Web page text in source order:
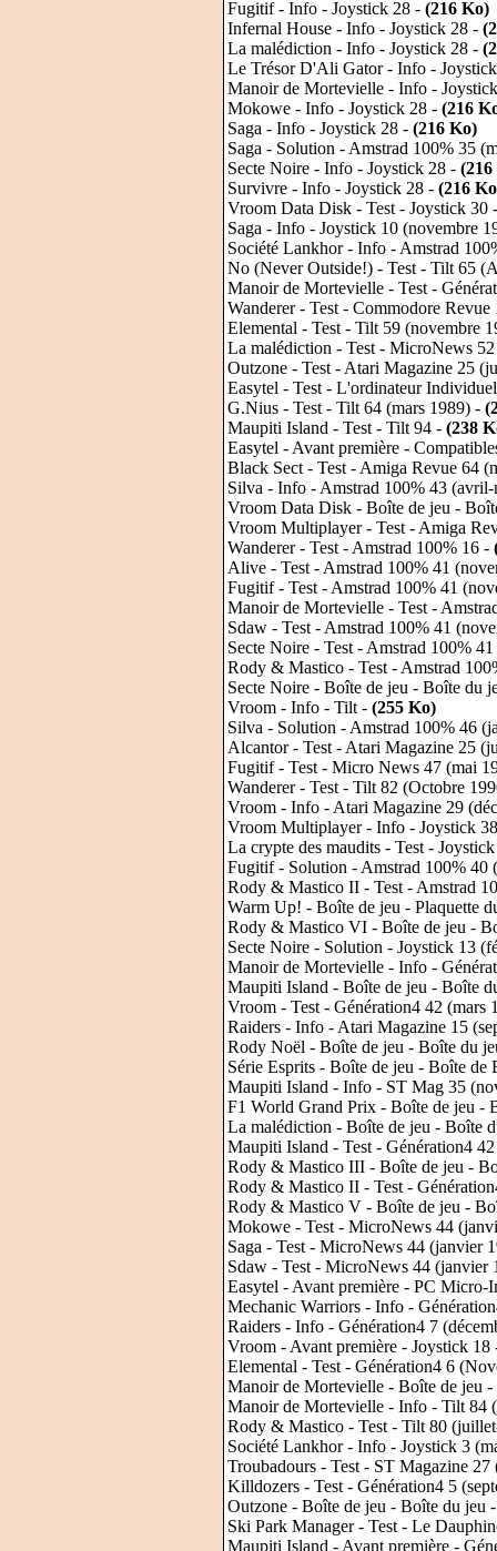
Fugitif - Info - Joystick 28 - (216 Ko)
Infernal House - Info - Joystick 28 -
La malédiction - Info - Joystick 28 -
Le Trésor D'Ali Gator - Info -
Manoir de Mortevielle - Info -
Mokowe - Info - Joystick 28 - (216
Saga - Info - Joystick 28 - (216 Ko)
Saga - Solution - Amstrad 100% 35
Secte Noire - Info - Joystick 28 -
Survivre - Info - Joystick 28 - (216
Vroom Data Disk - Test - Joystick 30
Saga - Info - Joystick 10 (novembre
Société Lankhor - Info - Amstrad
No (Never Outside!) - Test - Tilt 65
Manoir de Mortevielle - Test -
Wanderer - Test - Commodore
Elemental - Test - Tilt 59 (novembre
La malédiction - Test - MicroNews
Outzone - Test - Atari Magazine 25
Easytel - Test - L'ordinateur
G.Nius - Test - Tilt 64 (mars 1989) -
Maupiti Island - Test - Tilt 94 - (238
Easytel - Avant première -
Black Sect - Test - Amiga Revue 64
Silva - Info - Amstrad 100% 43
Vroom Data Disk - Boîte de jeu -
Vroom Multiplayer - Test - Amiga
Wanderer - Test - Amstrad 100% 16 -
Alive - Test - Amstrad 100% 41
Fugitif - Test - Amstrad 100% 41
Manoir de Mortevielle - Test -
Sdaw - Test - Amstrad 100% 41
Secte Noire - Test - Amstrad 100%
Rody & Mastico - Test - Amstrad
Secte Noire - Boîte de jeu - Boîte du
Vroom - Info - Tilt - (255 Ko)
Silva - Solution - Amstrad 100% 46
Alcantor - Test - Atari Magazine 25
Fugitif - Test - Micro News 47 (mai
Wanderer - Test - Tilt 82 (Octobre
Vroom - Info - Atari Magazine 29
Vroom Multiplayer - Info - Joystick
La crypte des maudits - Test -
Fugitif - Solution - Amstrad 100% 40
Rody & Mastico II - Test - Amstrad
Warm Up! - Boîte de jeu - Plaquette
Rody & Mastico VI - Boîte de jeu -
Secte Noire - Solution - Joystick 13
Manoir de Mortevielle - Info -
Maupiti Island - Boîte de jeu - Boîte
Vroom - Test - Génération4 42 (mars
Raiders - Info - Atari Magazine 15
Rody Noël - Boîte de jeu - Boîte du
Série Esprits - Boîte de jeu - Boîte de
Maupiti Island - Info - ST Mag 35
F1 World Grand Prix - Boîte de jeu -
La malédiction - Boîte de jeu - Boîte
Maupiti Island - Test - Génération4
Rody & Mastico III - Boîte de jeu -
Rody & Mastico II - Test -
Rody & Mastico V - Boîte de jeu -
Mokowe - Test - MicroNews 44
Saga - Test - MicroNews 44 (janvier
Sdaw - Test - MicroNews 44 (janvier
Easytel - Avant première - PC
Mechanic Warriors - Info -
Raiders - Info - Génération4 7
Vroom - Avant première - Joystick
Elemental - Test - Génération4 6
Manoir de Mortevielle - Boîte de jeu
Manoir de Mortevielle - Info - Tilt 84
Rody & Mastico - Test - Tilt 80
Société Lankhor - Info - Joystick 3
Troubadours - Test - ST Magazine
Killdozers - Test - Génération4 5
Outzone - Boîte de jeu - Boîte du jeu
Ski Park Manager - Test - Le
Maupiti Island - Avant première -